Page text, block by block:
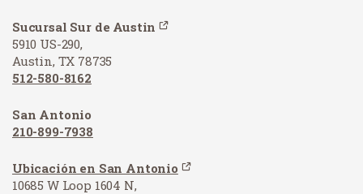
Sucursal Sur de Austin
5910 US-290,
Austin, TX 78735
512-580-8162
San Antonio
210-899-7938
Ubicación en San Antonio
10685 W Loop 1604 N,